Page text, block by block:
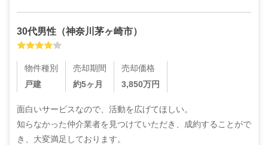
30代男性 （神奈川茅ヶ崎市）
物件種別
戸建
売却期間
約5ヶ月
売却価格
3,850万円
面白いサービスなので、活動を広げてほしい。
知らなかった仲介業者を見つけていただき、成約することがで
き、大変満足しております。